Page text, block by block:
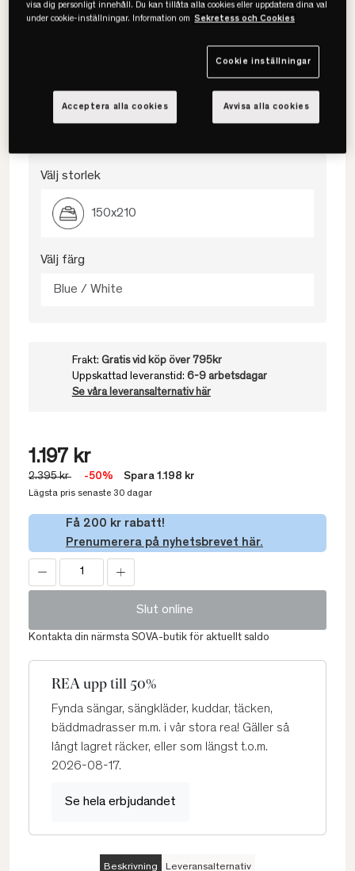
Lexington
• 100% bomullssatin
• Flera storlekar
Välj storlek
150x210
Välj färg
Blue / White
Frakt: Gratis vid köp över 795kr
Uppskattad leveranstid: 6-9 arbetsdagar
Se våra leveransalternativ här
1.197 kr
2.395 kr -50% Spara 1.198 kr
Lägsta pris senaste 30 dagar
Få 200 kr rabatt!
Prenumerera på nyhetsbrevet här.
Slut online
Kontakta din närmsta SOVA-butik för aktuellt saldo
REA upp till 50%
Fynda sängar, sängkläder, kuddar, täcken,
bäddmadrasser m.m. i vår stora rea! Gäller så
långt lagret räcker, eller som längst t.o.m.
2026-08-17.
Se hela erbjudandet
Beskrivning Leveransalternativ
visa dig personligt innehåll. Du kan tillåta alla cookies eller uppdatera dina val
under cookie-inställningar. Information om Sekretess och Cookies
Cookie inställningar
Avvisa alla cookies
Acceptera alla cookies